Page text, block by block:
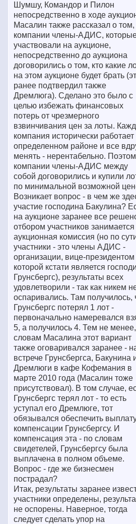
Шумшу, Командор и Пилон
непосредственно в ходе
Масалин также рассказал о том,
компании члены-АДИС,
участвовали на аукционе,
непосредственно до аукциона
договорились о том, кто какие
на этом аукционе будет брать
ранее подтвердил также
Дремлюга). Сделано это было с
целью избежать финансовых
потерь от чрезмерного
взвинчивания цен за лоты.
компания исторически работает
определенном районе и все
менять - нерентабельно.
компании члены-АДИС между
собой договорились и купили
по минимальной возможной
Возникает вопрос - в чем же
участие господина Бакулина?
на аукционе заранее все
отбором участников занимается
аукционная комиссия (но по
участники - это члены АДИС -
организации, вице-президентом
которой кстати является
Грунсбергс), результаты всех
удовлетворили - так как никем
оспаривались. Там получилось,
Грунсбергс потерял 1 лот -
первоначально намеревался
5, а получилось 4. Тем не
словам Масалина этот вариант
также оговаривался заранее -
встрече Грунсбергса, Бакунина
Дремлюги в кафе Кофемания в
марте 2010 года (Масалин тоже
присутствовал). В том случае,
Грунсбергс терял лот - то есть
уступал его Дремлюге, тот
обязывался обеспечить
компенсации Грунсбергсу. И
компенсация эта - по словам
свидетелей, Грунсбергсу была
выплачена в полном объеме.
Вопрос - где же бизнесмен
пострадал?
Итак, результаты заранее
участники определены,
не оспорены. Наверное, тогда
следует сделать упор на